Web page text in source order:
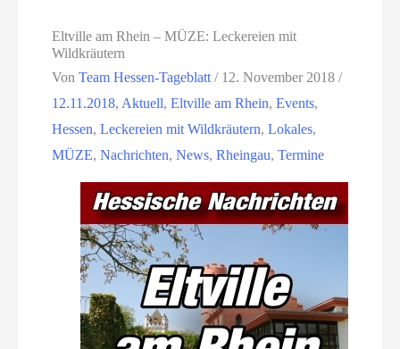
Eltville am Rhein – MÜZE: Leckereien mit
Wildkräutern
VonTeam Hessen-Tageblatt/ 12. November 2018/
12.11.2018, Aktuell,Eltville am Rhein,Events,
Hessen,Leckereien mit Wildkräutern,Lokales,
MÜZE,Nachrichten,News,Rheingau,Termine